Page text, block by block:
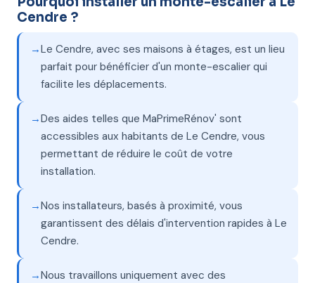
Cendre ?
Le Cendre, avec ses maisons à étages, est un lieu
parfait pour bénéficier d'un monte-escalier qui
facilite les déplacements.
Des aides telles que MaPrimeRénov' sont
accessibles aux habitants de Le Cendre, vous
permettant de réduire le coût de votre
installation.
Nos installateurs, basés à proximité, vous
garantissent des délais d'intervention rapides à Le
Cendre.
Nous travaillons uniquement avec des